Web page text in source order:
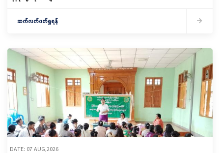
ဆက်လက်ဖတ်ရှုရန်
DATE: 07 AUG,2026